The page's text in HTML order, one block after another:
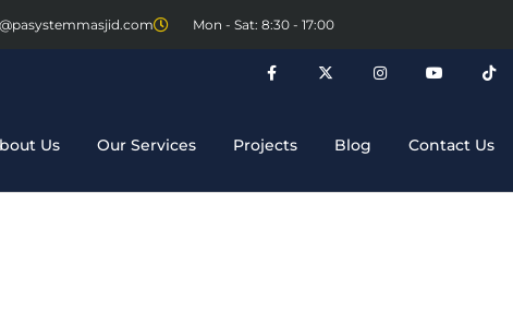
Mon - Sat: 8:30 - 17:00
Us Our Services Projects Blog Contact Us